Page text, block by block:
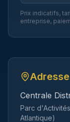
Prix indicatifs,
entreprise,
Centrale
Parc
Atlantique)